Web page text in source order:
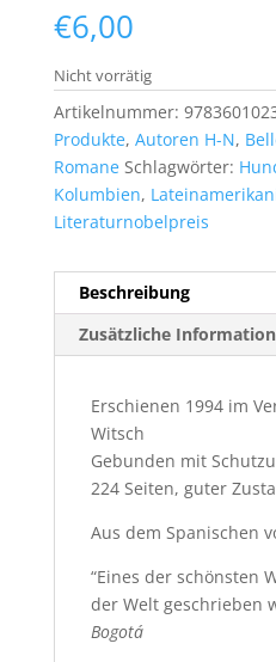
€6,00
Nicht vorrätig
Artikelnummer:
Produkte, Autoren H-N,
Romane Schlagwörter:
Kolumbien,
Literaturnobelpreis
Beschreibung
Zusätzliche
Erschienen 1994 im
Witsch
Gebunden mit
224 Seiten, guter
Aus dem Spanischen
“Eines der schönsten
der Welt geschrieben
Bogotá